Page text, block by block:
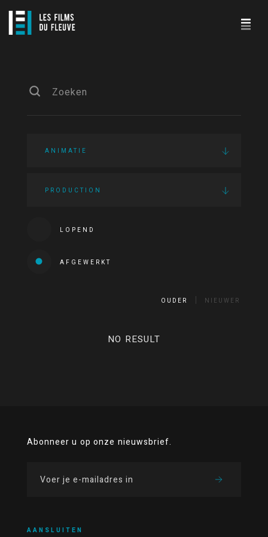
ANIMATIE
PRODUCTION
LOPEND
AFGEWERKT
OUDER NIEUWER
NO RESULT
Abonneer u op onze nieuwsbrief.
AANSLUITEN